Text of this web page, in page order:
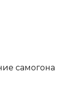
самогона